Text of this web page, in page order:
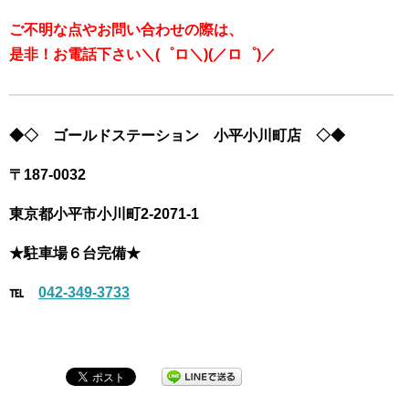
ご不明な点やお問い合わせの際は、
是非！お電話下さい＼(゜ロ＼)(／ロ゜)／
◆◇ ゴールドステーション 小平小川町店 ◇◆
〒 187-0032
東京都小平市小川町2-2071-1
★駐車場６台完備★
℡ 042-349-3733